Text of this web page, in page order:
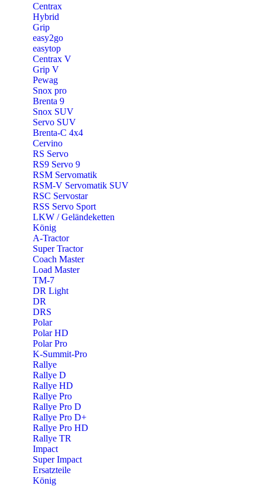
Centrax
Hybrid
Grip
easy2go
easytop
Centrax V
Grip V
Pewag
Snox pro
Brenta 9
Snox SUV
Servo SUV
Brenta-C 4x4
Cervino
RS Servo
RS9 Servo 9
RSM Servomatik
RSM-V Servomatik SUV
RSC Servostar
RSS Servo Sport
LKW / Geländeketten
König
A-Tractor
Super Tractor
Coach Master
Load Master
TM-7
DR Light
DR
DRS
Polar
Polar HD
Polar Pro
K-Summit-Pro
Rallye
Rallye D
Rallye HD
Rallye Pro
Rallye Pro D
Rallye Pro D+
Rallye Pro HD
Rallye TR
Impact
Super Impact
Ersatzteile
König